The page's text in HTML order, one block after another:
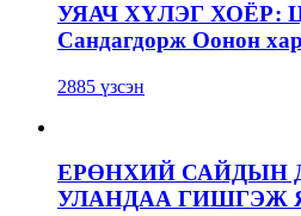
УЯАЧ ХҮЛЭГ ХОЁР:
Сандагдорж Оонон
2885 үзсэн
ЕРӨНХИЙ САЙДЫН
УЛАНДАА ГИШГЭЖ